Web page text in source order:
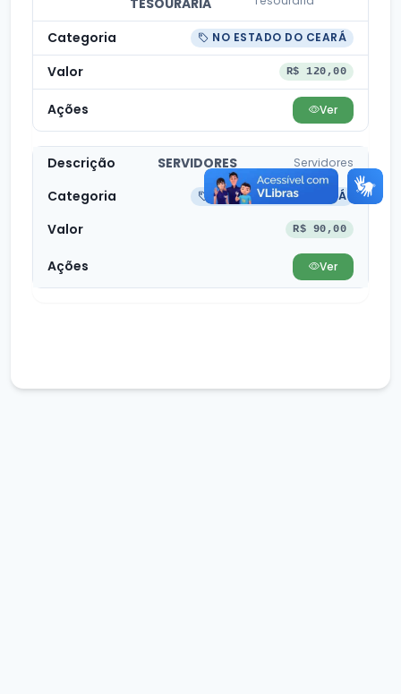
NO ESTADO DO CEARÁ
R$ 120,00
Ver
SERVIDORES Servidores
NO ESTADO DO CEARÁ
R$ 90,00
Ver